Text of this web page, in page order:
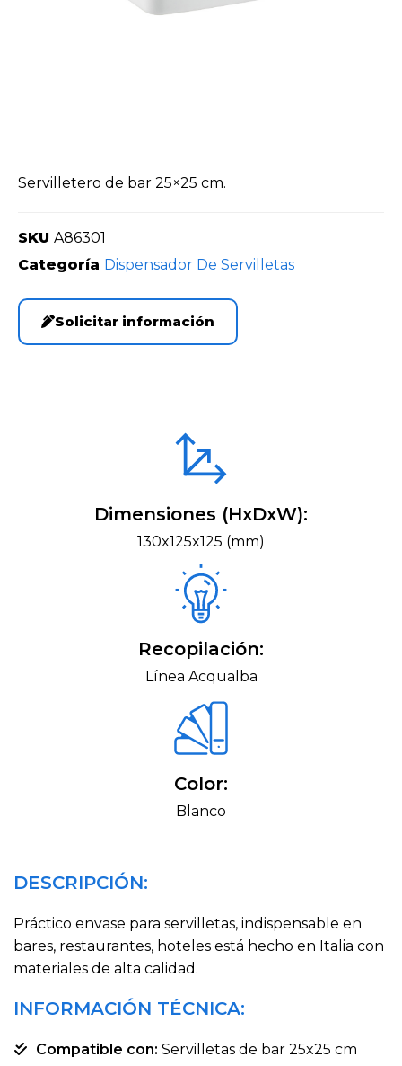
Servilletero de bar 25×25 cm.
SKU A86301
Categoría Dispensador De Servilletas
Solicitar información
Dimensiones (HxDxW):
130x125x125 (mm)
Recopilación:
Línea Acqualba
Color:
Blanco
DESCRIPCIÓN:
Práctico envase para servilletas, indispensable en
bares, restaurantes, hoteles está hecho en Italia con
materiales de alta calidad.
INFORMACIÓN TÉCNICA:
Compatible con: Servilletas de bar 25x25 cm